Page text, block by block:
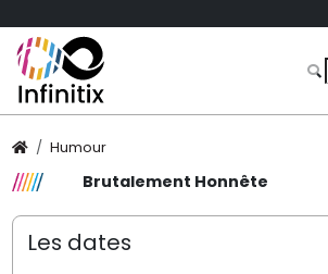
Humour
Brutalement Honnête
Les dates